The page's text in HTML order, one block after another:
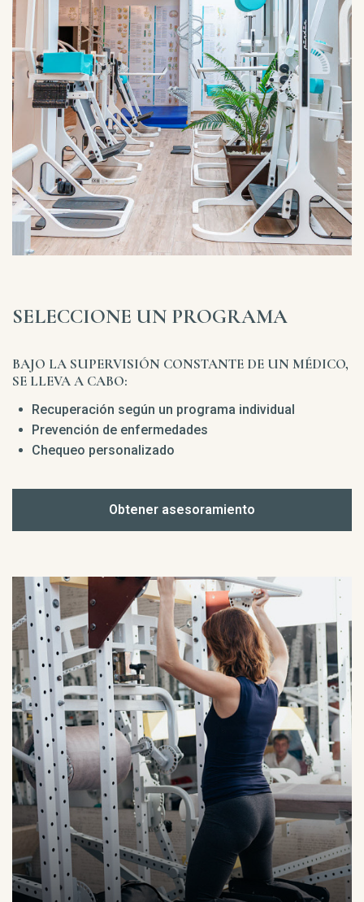
SELECCIONE UN PROGRAMA
BAJO LA SUPERVISIÓN CONSTANTE DE UN MÉDICO,
SE LLEVA A CABO:
Recuperación según un programa individual
Prevención de enfermedades
Chequeo personalizado
Obtener asesoramiento